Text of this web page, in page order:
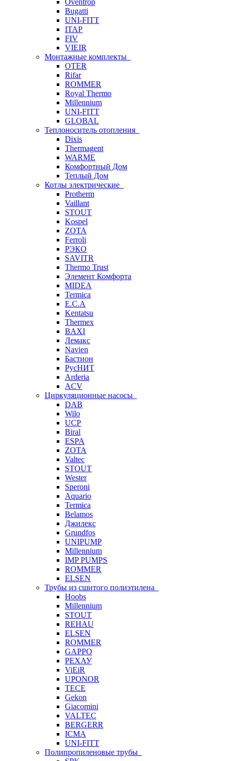
Oventrop
Bugatti
UNI-FITT
ITAP
FIV
VIEIR
Монтажные комплекты
OTER
Rifar
ROMMER
Royal Thermo
Millennium
UNI-FITT
GLOBAL
Теплоноситель отопления
Dixis
Thermagent
WARME
Комфортный Дом
Теплый Дом
Котлы электрические
Protherm
Vaillant
STOUT
Kospel
ZOTA
Ferroli
РЭКО
SAVITR
Thermo Trust
Элемент Комфорта
MIDEA
Termica
E.C.A
Kentatsu
Thermex
BAXI
Лемакс
Navien
Бастион
РусНИТ
Arderia
ACV
Циркуляционные насосы
DAB
Wilo
UCP
Biral
ESPA
ZOTA
Valtec
STOUT
Wester
Speroni
Aquario
Termica
Belamos
Джилекс
Grundfos
UNIPUMP
Millennium
IMP PUMPS
ROMMER
ELSEN
Трубы из сшитого полиэтилена
Hoobs
Millennium
STOUT
REHAU
ELSEN
ROMMER
GAPPO
РЕХАУ
ViEiR
UPONOR
TECE
Gekon
Giacomini
VALTEC
BERGERR
ICMA
UNI-FITT
Полипропиленовые трубы